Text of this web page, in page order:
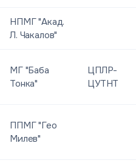
НПМГ "Акад.
Л. Чакалов"
МГ "Баба
Тонка"
ЦПЛР-
ЦУТНТ
ППМГ "Гео
Милев"